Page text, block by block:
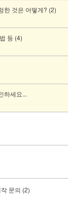
한 것은 어떻게? (2)
등 (4)
하세요...
문의 (2)